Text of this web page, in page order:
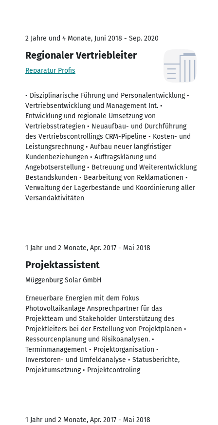
2 Jahre und 4 Monate, Juni 2018 - Sep. 2020
Regionaler Vertriebleiter
Reparatur Profis
• Disziplinarische Führung und Personalentwicklung •
Vertriebsentwicklung und Management Int. •
Entwicklung und regionale Umsetzung von
Vertriebsstrategien • Neuaufbau- und Durchführung
des Vertriebscontrollings CRM-Pipeline • Kosten- und
Leistungsrechnung • Aufbau neuer langfristiger
Kundenbeziehungen • Auftragsklärung und
Angebotserstellung • Betreuung und Weiterentwicklung
Bestandskunden • Bearbeitung von Reklamationen •
Verwaltung der Lagerbestände und Koordinierung aller
Versandaktivitäten
1 Jahr und 2 Monate, Apr. 2017 - Mai 2018
Projektassistent
Müggenburg Solar GmbH
Erneuerbare Energien mit dem Fokus
Photovoltaikanlage Ansprechpartner für das
Projektteam und Stakeholder Unterstützung des
Projektleiters bei der Erstellung von Projektplänen •
Ressourcenplanung und Risikoanalysen. •
Terminmanagement • Projektorganisation •
Inverstoren- und Umfeldanalyse • Statusberichte,
Projektumsetzung • Projektcontroling
1 Jahr und 2 Monate, Apr. 2017 - Mai 2018